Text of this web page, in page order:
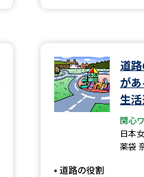
受験準備
志望校・出願校を調べる
道
が
生
関心
日本
薬袋
道路の役割